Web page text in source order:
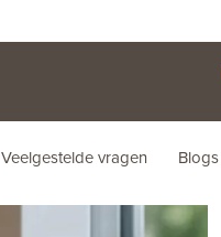
Veelgestelde vragen Blogs